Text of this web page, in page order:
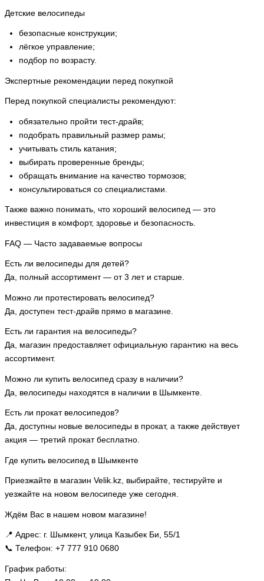
Детские велосипеды
безопасные конструкции;
лёгкое управление;
подбор по возрасту.
Экспертные рекомендации перед покупкой
Перед покупкой специалисты рекомендуют:
обязательно пройти тест-драйв;
подобрать правильный размер рамы;
учитывать стиль катания;
выбирать проверенные бренды;
обращать внимание на качество тормозов;
консультироваться со специалистами.
Также важно понимать, что хороший велосипед — это
инвестиция в комфорт, здоровье и безопасность.
FAQ — Часто задаваемые вопросы
Есть ли велосипеды для детей?
Да, полный ассортимент — от 3 лет и старше.
Можно ли протестировать велосипед?
Да, доступен тест-драйв прямо в магазине.
Есть ли гарантия на велосипеды?
Да, магазин предоставляет официальную гарантию на весь
ассортимент.
Можно ли купить велосипед сразу в наличии?
Да, велосипеды находятся в наличии в Шымкенте.
Есть ли прокат велосипедов?
Да, доступны новые велосипеды в прокат, а также действует
акция — третий прокат бесплатно.
Где купить велосипед в Шымкенте
Приезжайте в магазин Velik.kz, выбирайте, тестируйте и
уезжайте на новом велосипеде уже сегодня.
Ждём Вас в нашем новом магазине!
📍 Адрес: г. Шымкент, улица Казыбек Би, 55/1
📞 Телефон: +7 777 910 0680
График работы: